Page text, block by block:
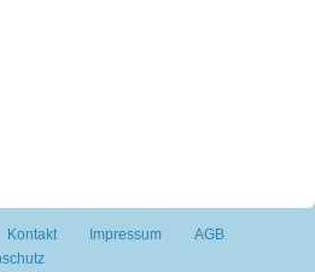
Kontakt Impressum
AGB